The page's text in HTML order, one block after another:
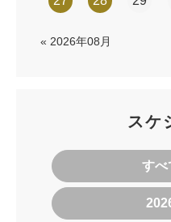
« 2026年08月
スケ
すべ